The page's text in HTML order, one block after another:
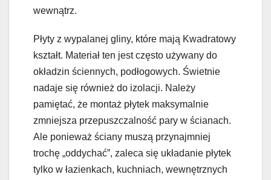
wewnątrz.
Płyty z wypalanej gliny, które mają Kwadratowy
kształt. Materiał ten jest często używany do
okładzin ściennych, podłogowych. Świetnie
nadaje się również do izolacji. Należy
pamiętać, że montaż płytek maksymalnie
zmniejsza przepuszczalność pary w ścianach.
Ale ponieważ ściany muszą przynajmniej
trochę „oddychać”, zaleca się układanie płytek
tylko w łazienkach, kuchniach, wewnętrznych